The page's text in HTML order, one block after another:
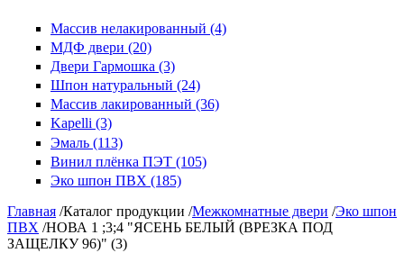
Массив нелакированный (4)
МДФ двери (20)
Двери Гармошка (3)
Шпон натуральный (24)
Массив лакированный (36)
Kapelli (3)
Эмаль (113)
Винил плёнка ПЭТ (105)
Эко шпон ПВХ (185)
Главная /Каталог продукции /Межкомнатные двери /Эко шпон
ПВХ /НОВА 1 ;3;4 "ЯСЕНЬ БЕЛЫЙ (ВРЕЗКА ПОД
ЗАЩЕЛКУ 96)" (3)